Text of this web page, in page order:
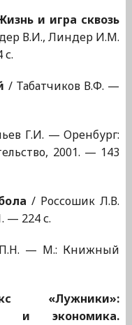
и игра сквозь
В.И., Линдер И.М.
/ Табатчиков В.Ф. —
Г.И. — Оренбург:
2001. — 143
/ Россошик Л.В.
— 224 с.
— М.: Книжный
«Лужники»:
и экономика.